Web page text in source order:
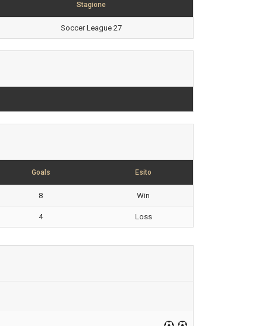
Stagione
Soccer League 27
Goals Esito
8 Win
4 Loss